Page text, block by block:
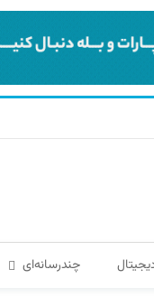
چندرسانه‌ای